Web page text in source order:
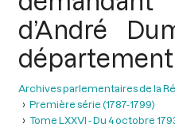
d’André
département
Archives parlementaires de la
Première série (1787-1799)
Tome LXXVI - Du 4 octobre